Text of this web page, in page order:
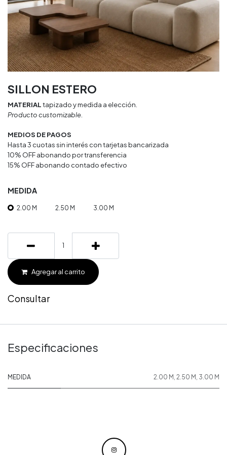
SILLON ESTERO
MATERIALtapizado y medida a elección.
Producto customizable.
MEDIOS DE PAGOS
Hasta 3 cuotas sin interés con tarjetas bancarizada
10% OFF abonando por transferencia
15% OFF abonando contado efectivo
MEDIDA
2.00 M 2.50 M 3.00 M
Agregar al carrito
Consultar
Especificaciones
MEDIDA 2.00 M , 2.50 M , 3.00 M